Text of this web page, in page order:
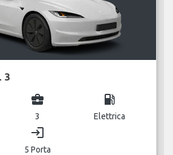
3
business_center
3
local_gas_station
Elettrica
login
5 Porta